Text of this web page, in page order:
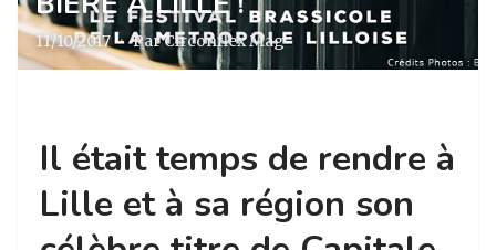
11/10/2017 · Par Circonflex Mag
Il était temps de rendre à
Lille et à sa région son